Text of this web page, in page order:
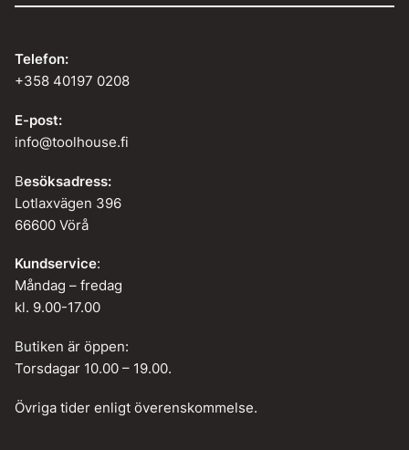
Telefon:
+358 40197 0208
E-post:
info@toolhouse.fi
Besöksadress:
Lotlaxvägen 396
66600 Vörå
Kundservice:
Måndag – fredag
kl. 9.00-17.00
Butiken är öppen:
Torsdagar 10.00 – 19.00.
Övriga tider enligt överenskommelse.